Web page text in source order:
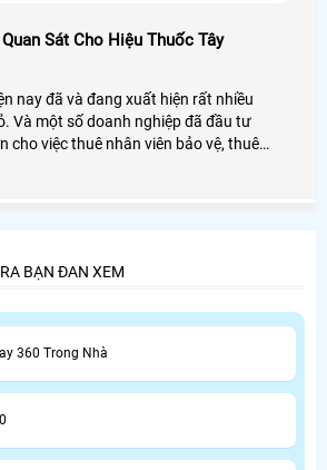
Sát Cho Hiệu Thuốc Tây
nay đã và đang xuất hiện rất nhiều
tư
cho việc thuê nhân viên bảo vệ, thuê
BẠN ĐAN XEM
360 Trong Nhà